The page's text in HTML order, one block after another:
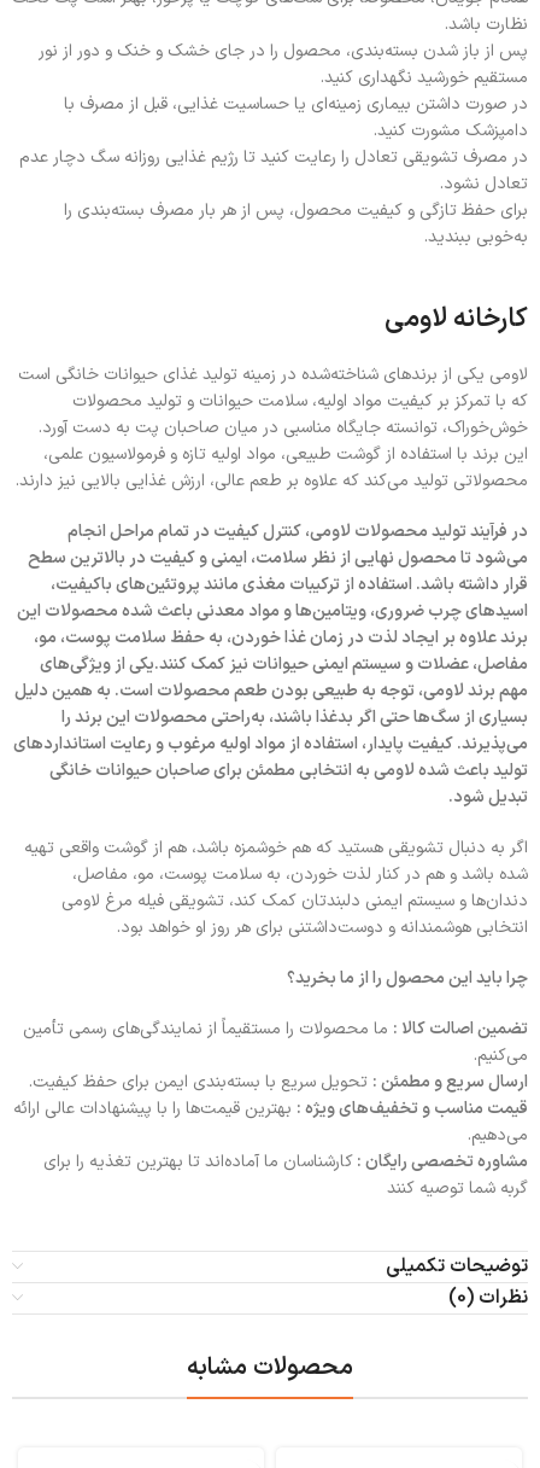
نظارت باشد.
پس از باز شدن بسته‌بندی، محصول را در جای خشک و خنک و دور از نور
مستقیم خورشید نگهداری کنید.
در صورت داشتن بیماری زمینه‌ای یا حساسیت غذایی، قبل از مصرف با
دامپزشک مشورت کنید.
در مصرف تشویقی تعادل را رعایت کنید تا رژیم غذایی روزانه سگ دچار عدم
تعادل نشود.
برای حفظ تازگی و کیفیت محصول، پس از هر بار مصرف بسته‌بندی را
به‌خوبی ببندید.
کارخانه لاومی
لاومی یکی از برندهای شناخته‌شده در زمینه تولید غذای حیوانات خانگی است
که با تمرکز بر کیفیت مواد اولیه، سلامت حیوانات و تولید محصولات
خوش‌خوراک، توانسته جایگاه مناسبی در میان صاحبان پت به دست آورد.
این برند با استفاده از گوشت طبیعی، مواد اولیه تازه و فرمولاسیون علمی،
محصولاتی تولید می‌کند که علاوه بر طعم عالی، ارزش غذایی بالایی نیز دارند.
در فرآیند تولید محصولات لاومی، کنترل کیفیت در تمام مراحل انجام
می‌شود تا محصول نهایی از نظر سلامت، ایمنی و کیفیت در بالاترین سطح
قرار داشته باشد. استفاده از ترکیبات مغذی مانند پروتئین‌های باکیفیت،
اسیدهای چرب ضروری، ویتامین‌ها و مواد معدنی باعث شده محصولات این
برند علاوه بر ایجاد لذت در زمان غذا خوردن، به حفظ سلامت پوست، مو،
مفاصل، عضلات و سیستم ایمنی حیوانات نیز کمک کنند.یکی از ویژگی‌های
مهم برند لاومی، توجه به طبیعی بودن طعم محصولات است. به همین دلیل
بسیاری از سگ‌ها حتی اگر بدغذا باشند، به‌راحتی محصولات این برند را
می‌پذیرند. کیفیت پایدار، استفاده از مواد اولیه مرغوب و رعایت استانداردهای
تولید باعث شده لاومی به انتخابی مطمئن برای صاحبان حیوانات خانگی
تبدیل شود.
اگر به دنبال تشویقی هستید که هم خوشمزه باشد، هم از گوشت واقعی تهیه
شده باشد و هم در کنار لذت خوردن، به سلامت پوست، مو، مفاصل،
دندان‌ها و سیستم ایمنی دلبندتان کمک کند، تشویقی فیله مرغ لاومی
انتخابی هوشمندانه و دوست‌داشتنی برای هر روز او خواهد بود.
چرا باید این محصول را از ما بخرید؟
تضمین اصالت کالا : ما محصولات را مستقیماً از نمایندگی‌های رسمی تأمین
می‌کنیم.
ارسال سریع و مطمئن : تحویل سریع با بسته‌بندی ایمن برای حفظ کیفیت.
قیمت مناسب و تخفیف‌های ویژه : بهترین قیمت‌ها را با پیشنهادات عالی ارائه
می‌دهیم.
مشاوره تخصصی رایگان :کارشناسان ما آماده‌اند تا بهترین تغذیه را برای
گربه شما توصیه کنند
توضیحات تکمیلی
نظرات (0)
محصولات مشابه